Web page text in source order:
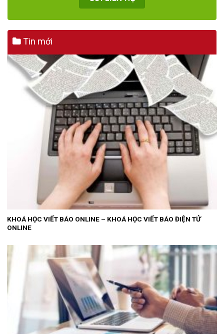
Tin mới
KHOÁ HỌC VIẾT BÁO ONLINE – KHOÁ HỌC VIẾT BÁO ĐIỆN TỬ
ONLINE